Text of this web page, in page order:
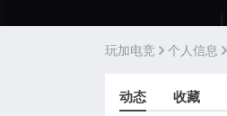
玩加电竞 个人信息
动态 收藏